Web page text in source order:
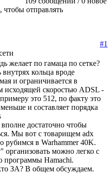
, чтобы отправлять
#1
желает по гамаца по сетке?
внутрях кольца вроде
и ограничивается в
исходящей скоростью ADSL -
это 512, по факту это
и составляет порядка
достаточно чтобы
Мы вот с товарищем adx
рубимся в Warhammer 40K.
организовать можно легко с
Hamachi.
ЗА? В общем обсуждаем.